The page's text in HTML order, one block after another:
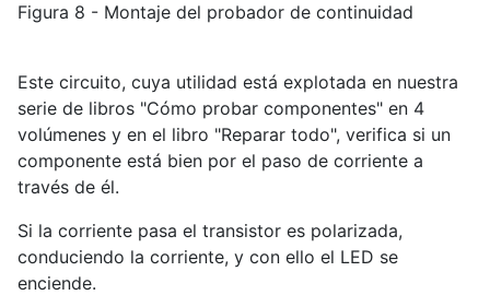
Figura 8 - Montaje del probador de continuidad
Este circuito, cuya utilidad está explotada en nuestra
serie de libros "Cómo probar componentes" en 4
volúmenes y en el libro "Reparar todo", verifica si un
componente está bien por el paso de corriente a
través de él.
Si la corriente pasa el transistor es polarizada,
conduciendo la corriente, y con ello el LED se
enciende.